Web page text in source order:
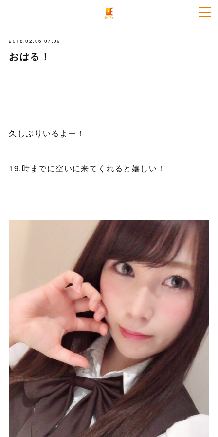
2018.02.06 07:09
おはる！
久しぶりいるよー！
19.時までに空いに来てくれると嬉しい！